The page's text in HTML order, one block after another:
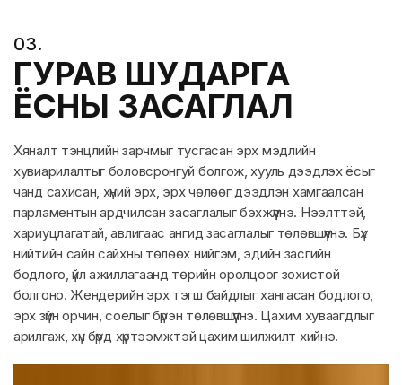
03.
ГУРАВ ШУДАРГА
ЁСНЫ ЗАСАГЛАЛ
Хяналт тэнцлийн зарчмыг тусгасан эрх мэдлийн
хувиарилалтыг боловсронгуй болгож, хууль дээдлэх ёсыг
чанд сахисан, хүний эрх, эрх чөлөөг дээдлэн хамгаалсан
парламентын ардчилсан засаглалыг бэхжүүлнэ. Нээлттэй,
хариуцлагатай, авлигаас ангид засаглалыг төлөвшүүлнэ. Бүх
нийтийн сайн сайхны төлөөх нийгэм, эдийн засгийн
бодлого, үйл ажиллагаанд төрийн оролцоог зохистой
болгоно. Жендерийн эрх тэгш байдлыг хангасан бодлого,
эрх зүйн орчин, соёлыг бүрэн төлөвшүүлнэ. Цахим хуваагдлыг
арилгаж, хүн бүрд хүртээмжтэй цахим шилжилт хийнэ.